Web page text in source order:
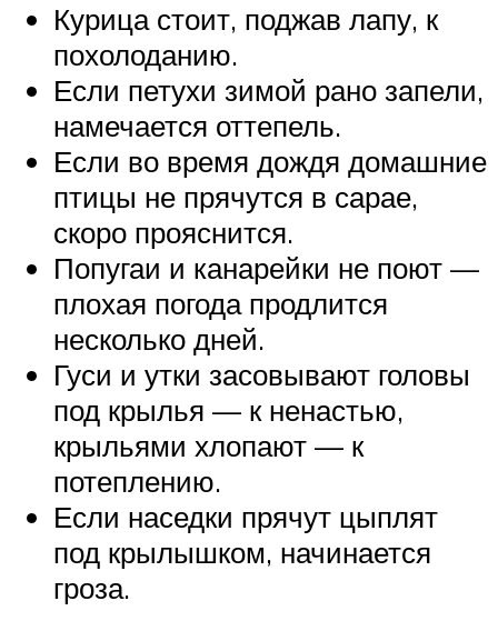
Курица стоит, поджав лапу, к
похолоданию.
Если петухи зимой рано запели,
намечается оттепель.
Если во время дождя домашние
птицы не прячутся в сарае,
скоро прояснится.
Попугаи и канарейки не поют —
плохая погода продлится
несколько дней.
Гуси и утки засовывают головы
под крылья — к ненастью,
крыльями хлопают — к
потеплению.
Если наседки прячут цыплят
под крылышком, начинается
гроза.